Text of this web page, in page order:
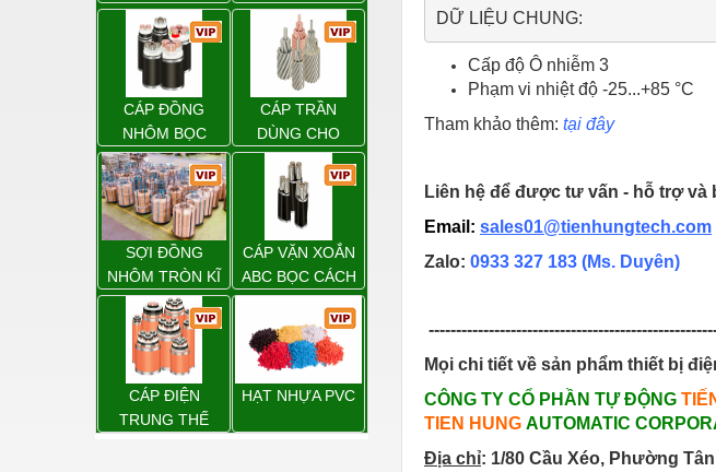
Dụng cụ điện
Dụng cụ đo
Gỗ - Trang thiết bị
Hàn cắt - Thiết bị
Hóa chất-Trang thiết bị
Kệ công nghiệp
Khí nén - Thiết bị
Khuôn mẫu - Phụ tùng
Lọc công nghiệp
Máy công cụ - Phụ tùng
Mỏ - Trang thiết bị
CHÁY
CÁP ĐỒNG
NHÔM BỌC
CÁP TRẦN
DÙNG CHO
ĐƯỜNG DÂY
TẢI ĐIỆN TRÊN
KHÔNG
SỢI ĐỒNG
NHÔM TRÒN KĨ
THUẬT ĐIỆN
CÁP VẶN XOẮN
ABC BỌC CÁCH
ĐIỆN XLPE
CÁP ĐIỆN
TRUNG THẾ
HẠT NHỰA PVC
Cấp độ Ô nhiễm 3
Phạm vi nhiệt độ -25...+85 °C
Tham khảo thêm: tại đây
Liên hệ để được tư vấn - hỗ trợ và
Email: sales01@tienhungtech.com
Zalo: 0933 327 183 (Ms. Duyên)
Mọi chi tiết về sản phẩm thiết bị
CÔNG TY CỔ PHẦN TỰ ĐỘNG
TIEN HUNG AUTOMATIC
Địa chỉ: 1/80 Cầu Xéo, Phường